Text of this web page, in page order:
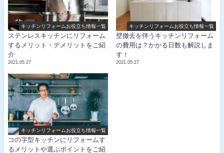
キッチンリフォームお役立ち情報一覧
ステンレスキッチンにリフォーム
するメリット・デメリットをご紹
介
2021.05.27
キッチンリフォームお役立ち情報一覧
壁撤去を伴うキッチンリフォーム
の費用は？かかる日数も解説しま
す！
2021.05.27
キッチンリフォームお役立ち情報一覧
コの字型キッチンにリフォームす
るメリットや選ぶポイントをご紹